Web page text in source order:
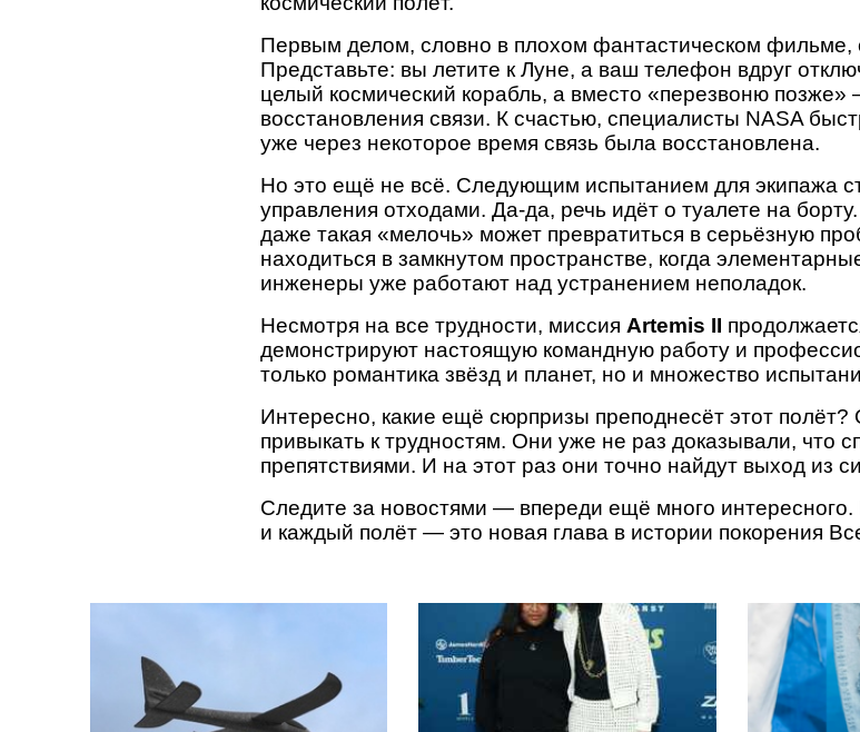
Первым делом, словно в плохом фантастическом фильме,
Представьте: вы летите к Луне, а ваш телефон вдруг
целый космический корабль, а вместо «перезвоню
восстановления связи. К счастью, специалисты NASA
уже через некоторое время связь была восстановлена.
Но это ещё не всё. Следующим испытанием для экипажа
управления отходами. Да-да, речь идёт о туалете на
даже такая «мелочь» может превратиться в серьёзную
находиться в замкнутом пространстве, когда
инженеры уже работают над устранением неполадок.
Несмотря на все трудности, миссия Artemis II
демонстрируют настоящую командную работу и
только романтика звёзд и планет, но и множество
Интересно, какие ещё сюрпризы преподнесёт этот
привыкать к трудностям. Они уже не раз доказывали, что
препятствиями. И на этот раз они точно найдут выход из
Следите за новостями — впереди ещё много
и каждый полёт — это новая глава в истории покорения